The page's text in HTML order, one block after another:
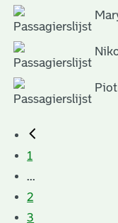
1
...
2
3